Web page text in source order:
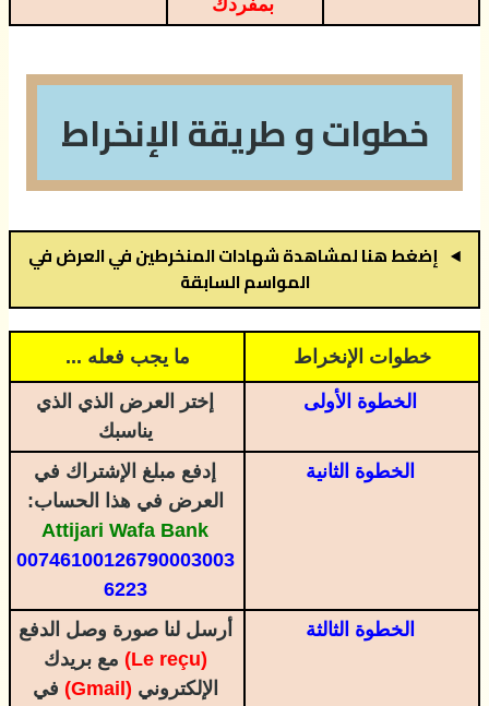
خطوات و طريقة الإنخراط
إضغط هنا لمشاهدة شهادات المنخرطين في العرض في
المواسم السابقة
خطوات الإنخراط ما يجب فعله ...
الخطوة الأولى
إختر العرض الذي الذي
يناسبك
الخطوة الثانية
إدفع مبلغ الإشتراك في
العرض في هذا الحساب:
Attijari Wafa Bank
00746100126790003003
6223
الخطوة الثالثة
أرسل لنا صورة وصل الدفع
(Le reçu)
مع بريدك
الإلكتروني (Gmail)
في